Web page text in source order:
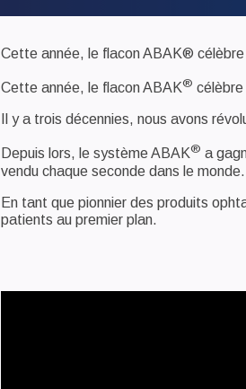
Cette année, le flacon ABAK®
Cette année, le flacon ABAK® célèbre
Il y a trois décennies, nous avons
Depuis lors, le système ABAK® a
vendu chaque seconde dans le monde.
En tant que pionnier des produits
patients au premier plan.